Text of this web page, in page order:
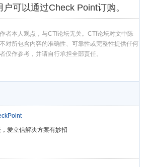
可以通过Check Point订购。
者本人观点，与CTI论坛无关。CTI论坛对文中陈
对所包含内容的准确性、可靠性或完整性提供任何
仅作参考，并请自行承担全部责任。
爱立信解决方案有妙招